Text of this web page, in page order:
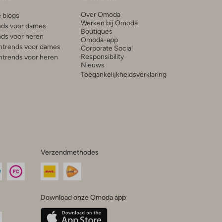
blogs
voor dames
voor heren
voor dames
voor heren
Over Omoda
Werken bij Omoda
Boutiques
Omoda-app
Corporate Social
Responsibility
Nieuws
Toegankelijkheidsverklaring
Verzendmethodes
Download onze Omoda app